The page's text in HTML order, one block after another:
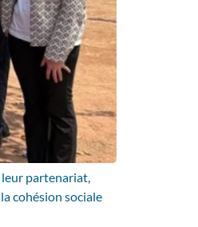
partenariat,
cohésion sociale